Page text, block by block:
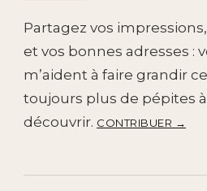
Partagez vos
et vos bonnes adresses :
m’aident à faire grandir
toujours plus de pépites
découvrir. CONTRIBUER →